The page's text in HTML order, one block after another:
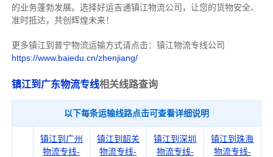
的业务蓬勃发展。选择好运吉通镇江物流公司，让您的货物安全、
准时抵达，共创辉煌未来！
更多镇江到普宁物流运输方式请点击：镇江物流专线公司
https://www.baiedu.cn/zhenjiang/
镇江到广东物流专线相关线路查询
以下每条运输线路点击可查看详细说明
镇江到广州
物流专线-
镇江到韶关
物流专线-
镇江到深圳
物流专线-
镇江到珠海
物流专线-